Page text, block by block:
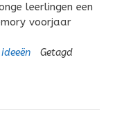
leerlingen een
voorjaar
Getagd